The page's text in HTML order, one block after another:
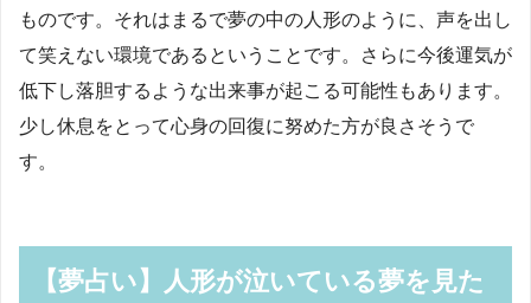
ものです。それはまるで夢の中の人形のように、声を出し
て笑えない環境であるということです。さらに今後運気が
低下し落胆するような出来事が起こる可能性もあります。
少し休息をとって心身の回復に努めた方が良さそうで
す。
【夢占い】人形が泣いている夢を見た